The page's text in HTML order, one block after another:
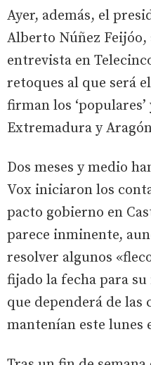
Ayer, además, el
Alberto Núñez Feijóo,
entrevista en
retoques al que será
firman los
Extremadura y
Dos meses y medio
Vox iniciaron los
pacto gobierno en
parece inminente,
resolver algunos
fijado la fecha para
que dependerá de las
mantenían este lunes